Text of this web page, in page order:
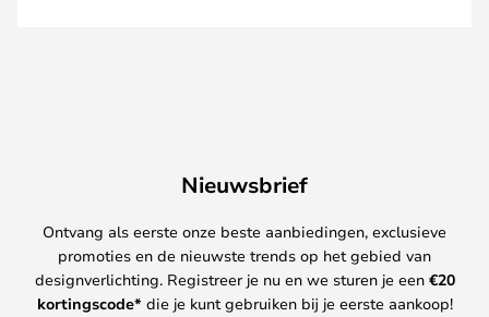
Nieuwsbrief
Ontvang als eerste onze beste aanbiedingen, exclusieve
promoties en de nieuwste trends op het gebied van
designverlichting. Registreer je nu en we sturen je een €20
kortingscode* die je kunt gebruiken bij je eerste aankoop!